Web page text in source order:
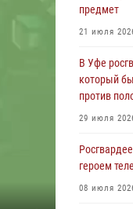
03 августа
В Уфе
задержали
хищении
03 августа
Начальник
ответил
предмет
21 июля
В Уфе
который
против
29 июля
героем
08 июля